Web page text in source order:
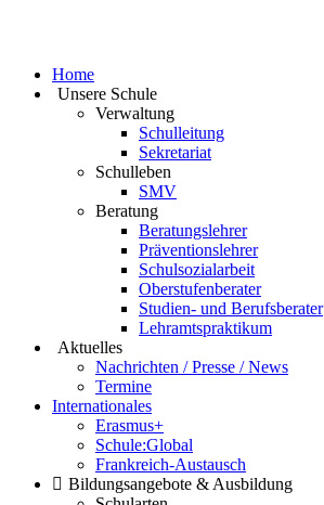
Home
Unsere Schule
Verwaltung
Schulleitung
Sekretariat
Schulleben
SMV
Beratung
Beratungslehrer
Präventionslehrer
Schulsozialarbeit
Oberstufenberater
Studien- und Berufsberater
Lehramtspraktikum
Aktuelles
Nachrichten / Presse / News
Termine
Internationales
Erasmus+
Schule:Global
Frankreich-Austausch
Bildungsangebote & Ausbildung